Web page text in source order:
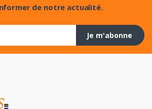
de notre actualité.
Je m'abonne